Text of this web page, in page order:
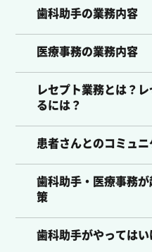
歯科助手の業務内容
医療事務の業務内容
レセプト業務とは？
るには？
患者さんとのコミュ
歯科助手・医療事務
策
歯科助手がやっては